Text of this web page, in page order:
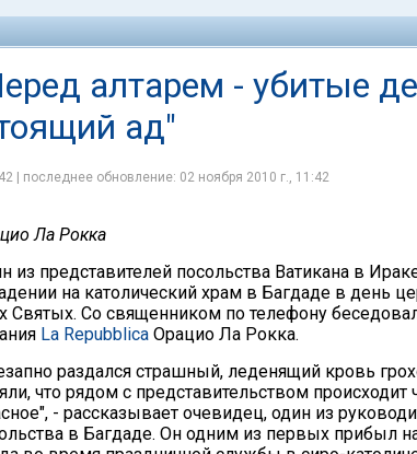
алтарем - убитые
ад"
| последнее обновление: 02 ноября 2010 г., 11:42
Ла Рокка
из представителей посольства Ватикана в
на католический храм в Багдаде в день
Святых. Со священником по телефону
La Repubblica Орацио Ла Рокка.
раздался страшный, леденящий кровь
что рядом с представительством происходит
- рассказывает очевидец, один из
в Багдаде. Он одним из первых прибыл